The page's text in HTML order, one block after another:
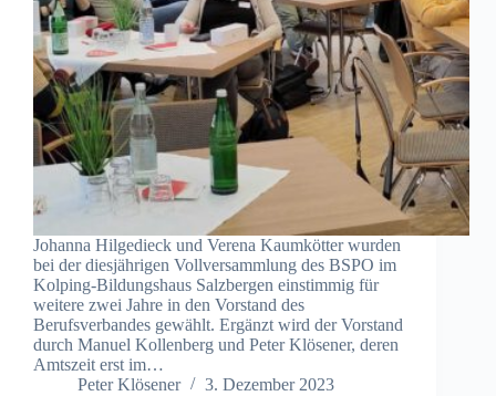
Johanna Hilgedieck und Verena Kaumkötter wurden
bei der diesjährigen Vollversammlung des BSPO im
Kolping-Bildungshaus Salzbergen einstimmig für
weitere zwei Jahre in den Vorstand des
Berufsverbandes gewählt. Ergänzt wird der Vorstand
durch Manuel Kollenberg und Peter Klösener, deren
Amtszeit erst im…
Peter Klösener
3. Dezember 2023